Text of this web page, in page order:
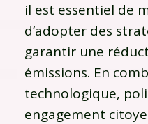
il est essentiel de
d’adopter des
garantir une
émissions. En
technologique,
engagement